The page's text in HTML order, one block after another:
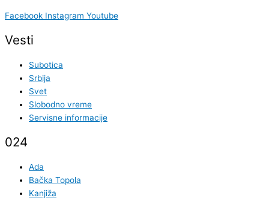
Facebook Instagram Youtube
Vesti
Subotica
Srbija
Svet
Slobodno vreme
Servisne informacije
024
Ada
Bačka Topola
Kanjiža